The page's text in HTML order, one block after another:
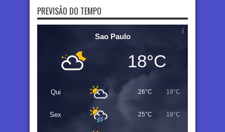
PREVISÃO DO TEMPO
Sao Paulo
18°C
Qui 26°C 18°C
Sex 25°C 18°C